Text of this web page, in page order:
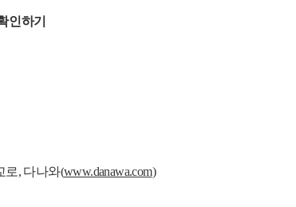
인하기
로, 다나와(www.danawa.com)